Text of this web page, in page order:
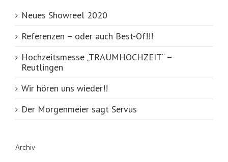
Neues Showreel 2020
Referenzen – oder auch Best-Of!!!
Hochzeitsmesse „TRAUMHOCHZEIT“ –
Reutlingen
Wir hören uns wieder!!
Der Morgenmeier sagt Servus
Archiv